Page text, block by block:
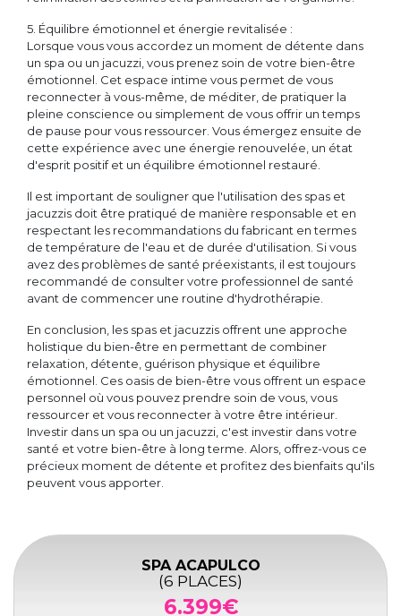
5. Équilibre émotionnel et énergie revitalisée :
Lorsque vous vous accordez un moment de détente dans
un spa ou un jacuzzi, vous prenez soin de votre bien-être
émotionnel. Cet espace intime vous permet de vous
reconnecter à vous-même, de méditer, de pratiquer la
pleine conscience ou simplement de vous offrir un temps
de pause pour vous ressourcer. Vous émergez ensuite de
cette expérience avec une énergie renouvelée, un état
d'esprit positif et un équilibre émotionnel restauré.
Il est important de souligner que l'utilisation des spas et
jacuzzis doit être pratiqué de manière responsable et en
respectant les recommandations du fabricant en termes
de température de l'eau et de durée d'utilisation. Si vous
avez des problèmes de santé préexistants, il est toujours
recommandé de consulter votre professionnel de santé
avant de commencer une routine d'hydrothérapie.
En conclusion, les spas et jacuzzis offrent une approche
holistique du bien-être en permettant de combiner
relaxation, détente, guérison physique et équilibre
émotionnel. Ces oasis de bien-être vous offrent un espace
personnel où vous pouvez prendre soin de vous, vous
ressourcer et vous reconnecter à votre être intérieur.
Investir dans un spa ou un jacuzzi, c'est investir dans votre
santé et votre bien-être à long terme. Alors, offrez-vous ce
précieux moment de détente et profitez des bienfaits qu'ils
peuvent vous apporter.
SPA ACAPULCO
(6 PLACES)
6.399€